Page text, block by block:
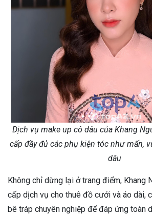
Dịch vụ make up cô dâu của Khang
cấp đầy đủ các phụ kiện tóc như mấn,
dâu
Không chỉ dừng lại ở trang điểm, Khang
cấp dịch vụ cho thuê đồ cưới và áo dài,
bê tráp chuyên nghiệp để đáp ứng toàn